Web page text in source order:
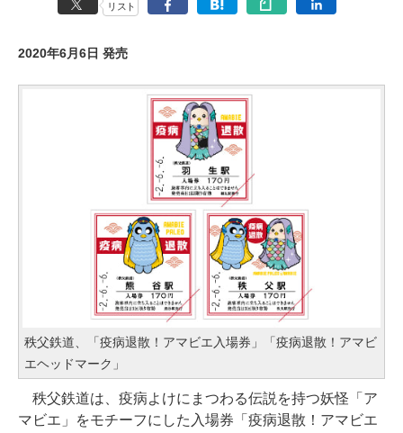
リスト
2020年6月6日 発売
秩父鉄道、「疫病退散！アマビエ入場券」「疫病退散！アマビ
エヘッドマーク」
秩父鉄道は、疫病よけにまつわる伝説を持つ妖怪「ア
マビエ」をモチーフにした入場券「疫病退散！アマビエ